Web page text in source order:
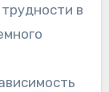
трудности в